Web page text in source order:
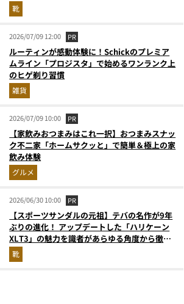
靴
2026/07/09 12:00 PR
ルーティンが感動体験に！Schickのプレミア
ムライン「プロジスタ」で始めるワンランク上
のヒゲ剃り習慣
雑貨
2026/07/09 10:00 PR
【家飲みおつまみはこれ一択】おつまみスナッ
ク不二家「ホームサクッと」で簡単＆極上の家
飲み体験
グルメ
2026/06/30 10:00 PR
【スポーツサンダルの元祖】テバの名作が9年
ぶりの進化！ アップデートした「ハリケーン
XLT3」の魅力を識者があらゆる角度から徹底
解説！
靴